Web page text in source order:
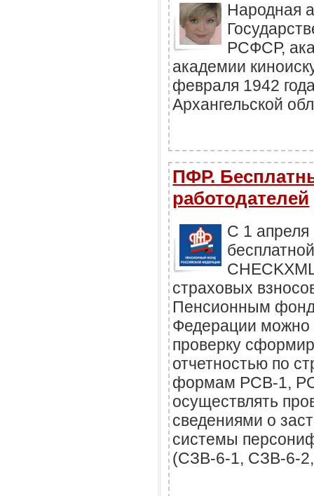
Народная
РСФСР,
академии
февраля 1942
Архангельской
ПФР.
работодателей
С 1
страховых
Пенсионным
Федерации можно
проверку
отчетностью по
формам РСВ-1,
осуществлять
сведениями о
системы
(СЗВ-6-1, СЗВ-6-